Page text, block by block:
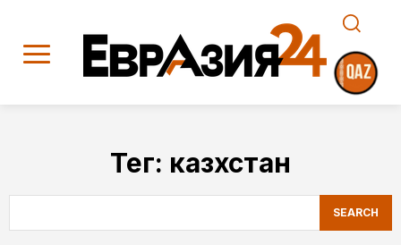
Тег: казхстан
SEARCH